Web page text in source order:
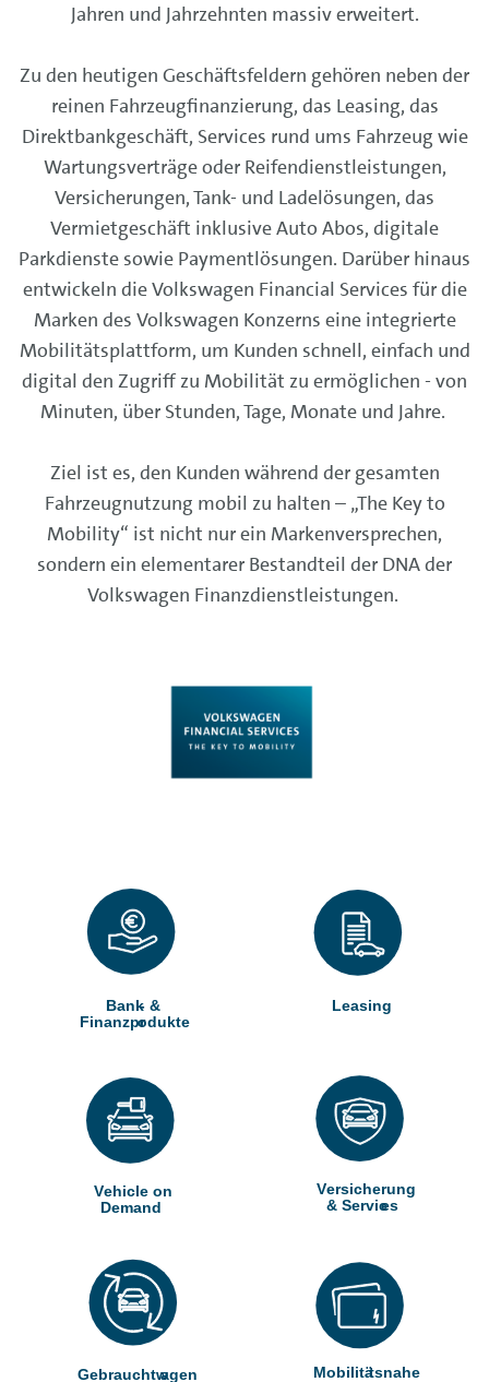
Jahren und Jahrzehnten massiv erweitert.
Zu den heutigen Geschäftsfeldern gehören neben der
reinen Fahrzeugfinanzierung, das Leasing, das
Direktbankgeschäft, Services rund ums Fahrzeug wie
Wartungsverträge oder Reifendienstleistungen,
Versicherungen, Tank- und Ladelösungen, das
Vermietgeschäft inklusive Auto Abos, digitale
Parkdienste sowie Paymentlösungen. Darüber hinaus
entwickeln die Volkswagen Financial Services für die
Marken des Volkswagen Konzerns eine integrierte
Mobilitätsplattform, um Kunden schnell, einfach und
digital den Zugriff zu Mobilität zu ermöglichen - von
Minuten, über Stunden, Tage, Monate und Jahre.
Ziel ist es, den Kunden während der gesamten
Fahrzeugnutzung mobil zu halten – „The Key to
Mobility“ ist nicht nur ein Markenversprechen,
sondern ein elementarer Bestandteil der DNA der
Volkswagen Finanzdienstleistungen.